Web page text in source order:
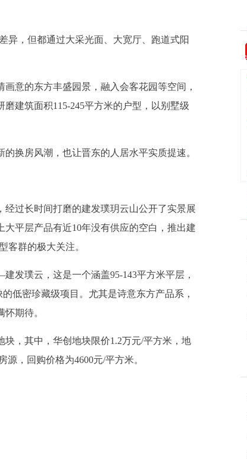
异，但都通过大采光面、大宽厅、跑道式阳
意的东方丰盛园景，融入会客花园等空间，
建筑面积115-245平方米的户型，以别墅级
换房风潮，也让晋东的人居水平实质提速。
过长时间打磨的建发璞玥云山公开了实景展
平层产品有近10年没有供应的空白，推出建
客群的极大关注。
发璞云，这是一个涵盖95-143平方米平层，
低密珍藏级项目。尤其是诗意东方产品系，
期待。
，其中，华创地块限价1.2万元/平方米，地
，回购价格为4600元/平方米。